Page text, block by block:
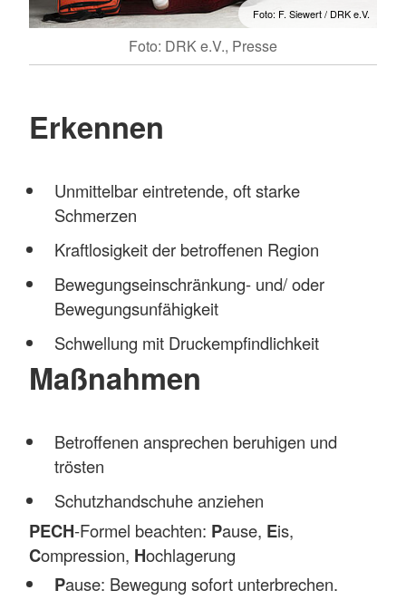
Foto: F. Siewert / DRK e.V.
Foto: DRK e.V., Presse
Erkennen
Unmittelbar eintretende, oft starke
Schmerzen
Kraftlosigkeit der betroffenen Region
Bewegungseinschränkung- und/ oder
Bewegungsunfähigkeit
Schwellung mit Druckempfindlichkeit
Maßnahmen
Betroffenen ansprechen beruhigen und
trösten
Schutzhandschuhe anziehen
PECH-Formel beachten: Pause, Eis,
Compression, Hochlagerung
Pause: Bewegung sofort unterbrechen.